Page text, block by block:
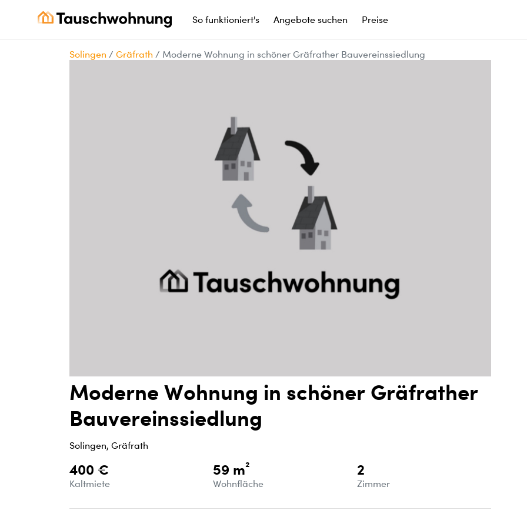
So funktioniert's Angebote suchen Preise
Solingen / Gräfrath / Moderne Wohnung in schöner Gräfrather Bauvereinssiedlung
Moderne Wohnung in schöner Gräfrather
Bauvereinssiedlung
Solingen, Gräfrath
400 €
Kaltmiete
59 m²
Wohnfläche
2
Zimmer